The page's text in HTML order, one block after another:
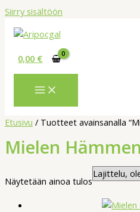
Siirry sisältöön
0,00 €
Etusivu / Tuotteet avainsanalla
Mielen
Näytetään ainoa tulos